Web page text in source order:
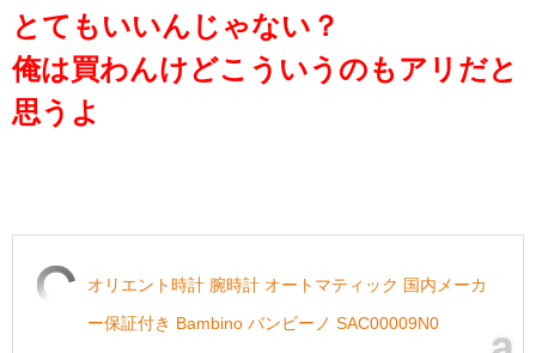
とてもいいんじゃない？
俺は買わんけどこういうのもアリだと
思うよ
オリエント時計 腕時計 オートマティック 国内メーカ
ー保証付き Bambino バンビーノ SAC00009N0